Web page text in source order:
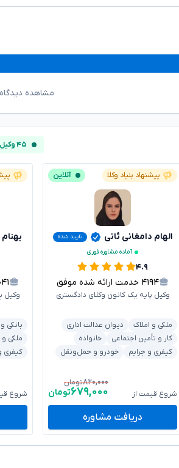
مشاهده
۴۵ وکیل آنلاین
پیشنهاد بنیاد وکلا آنلاین
الهام دامغانی ثانی
تایید شده
آماده مشاوره فوری
۴.۹
۴۱۹۴ خدمت ارائه شده موفق
وکیل پایه یک کانون وکلای دادگستری
ملکی و املاک
دیوان عدالت اداری
کار و تأمین اجتماعی
خانواده
کیفری و جرایم
خودرو و حمل‌ونقل
شروع قیمت از
۸۲۰,۰۰۰تومان
۶۷۹,۰۰۰تومان
دریافت مشاوره
بهنام
وکیل
بانکی
ملکی و
کیفری
شروع